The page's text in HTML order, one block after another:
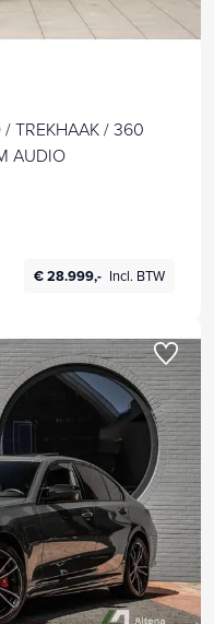
TREKHAAK / 360
AUDIO
€ 28.999,- Incl. BTW